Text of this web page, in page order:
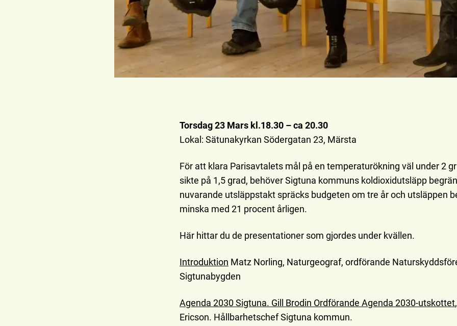
Torsdag 23 Mars kl.18.30 – ca 20.30
Lokal: Sätunakyrkan Södergatan 23, Märsta
För att klara Parisavtalets mål på en temperaturökning väl under 2
sikte på 1,5 grad, behöver Sigtuna kommuns koldioxidutsläpp
nuvarande utsläppstakt spräcks budgeten om tre år och utsläppen
minska med 21 procent årligen.
Här hittar du de presentationer som gjordes under kvällen.
Introduktion Matz Norling, Naturgeograf, ordförande
Sigtunabygden
Agenda 2030 Sigtuna. Gill Brodin Ordförande Agenda 2030-utskottet
Ericson. Hållbarhetschef Sigtuna kommun.